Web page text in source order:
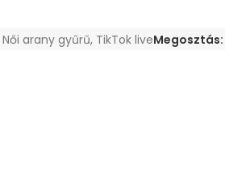
Női arany gyűrű, TikTok liveMegosztás: